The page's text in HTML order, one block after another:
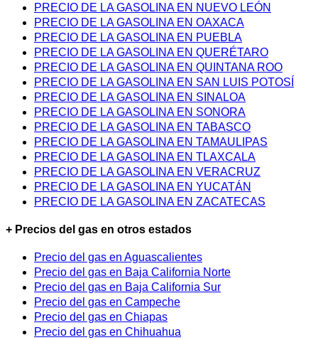
PRECIO DE LA GASOLINA EN NUEVO LEÓN
PRECIO DE LA GASOLINA EN OAXACA
PRECIO DE LA GASOLINA EN PUEBLA
PRECIO DE LA GASOLINA EN QUERÉTARO
PRECIO DE LA GASOLINA EN QUINTANA ROO
PRECIO DE LA GASOLINA EN SAN LUIS POTOSÍ
PRECIO DE LA GASOLINA EN SINALOA
PRECIO DE LA GASOLINA EN SONORA
PRECIO DE LA GASOLINA EN TABASCO
PRECIO DE LA GASOLINA EN TAMAULIPAS
PRECIO DE LA GASOLINA EN TLAXCALA
PRECIO DE LA GASOLINA EN VERACRUZ
PRECIO DE LA GASOLINA EN YUCATÁN
PRECIO DE LA GASOLINA EN ZACATECAS
+ Precios del gas en otros estados
Precio del gas en Aguascalientes
Precio del gas en Baja California Norte
Precio del gas en Baja California Sur
Precio del gas en Campeche
Precio del gas en Chiapas
Precio del gas en Chihuahua